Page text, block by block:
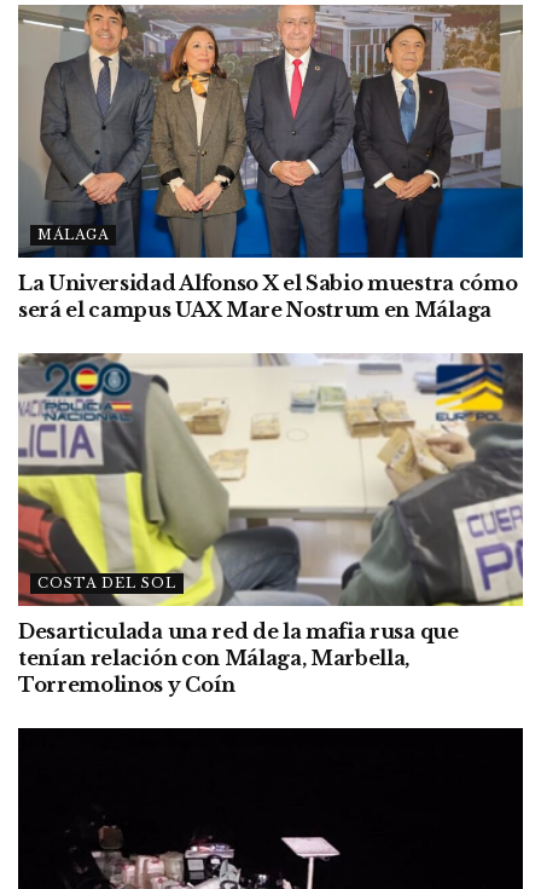
MÁLAGA
La Universidad Alfonso X el Sabio muestra cómo
será el campus UAX Mare Nostrum en Málaga
COSTA DEL SOL
Desarticulada una red de la mafia rusa que
tenían relación con Málaga, Marbella,
Torremolinos y Coín